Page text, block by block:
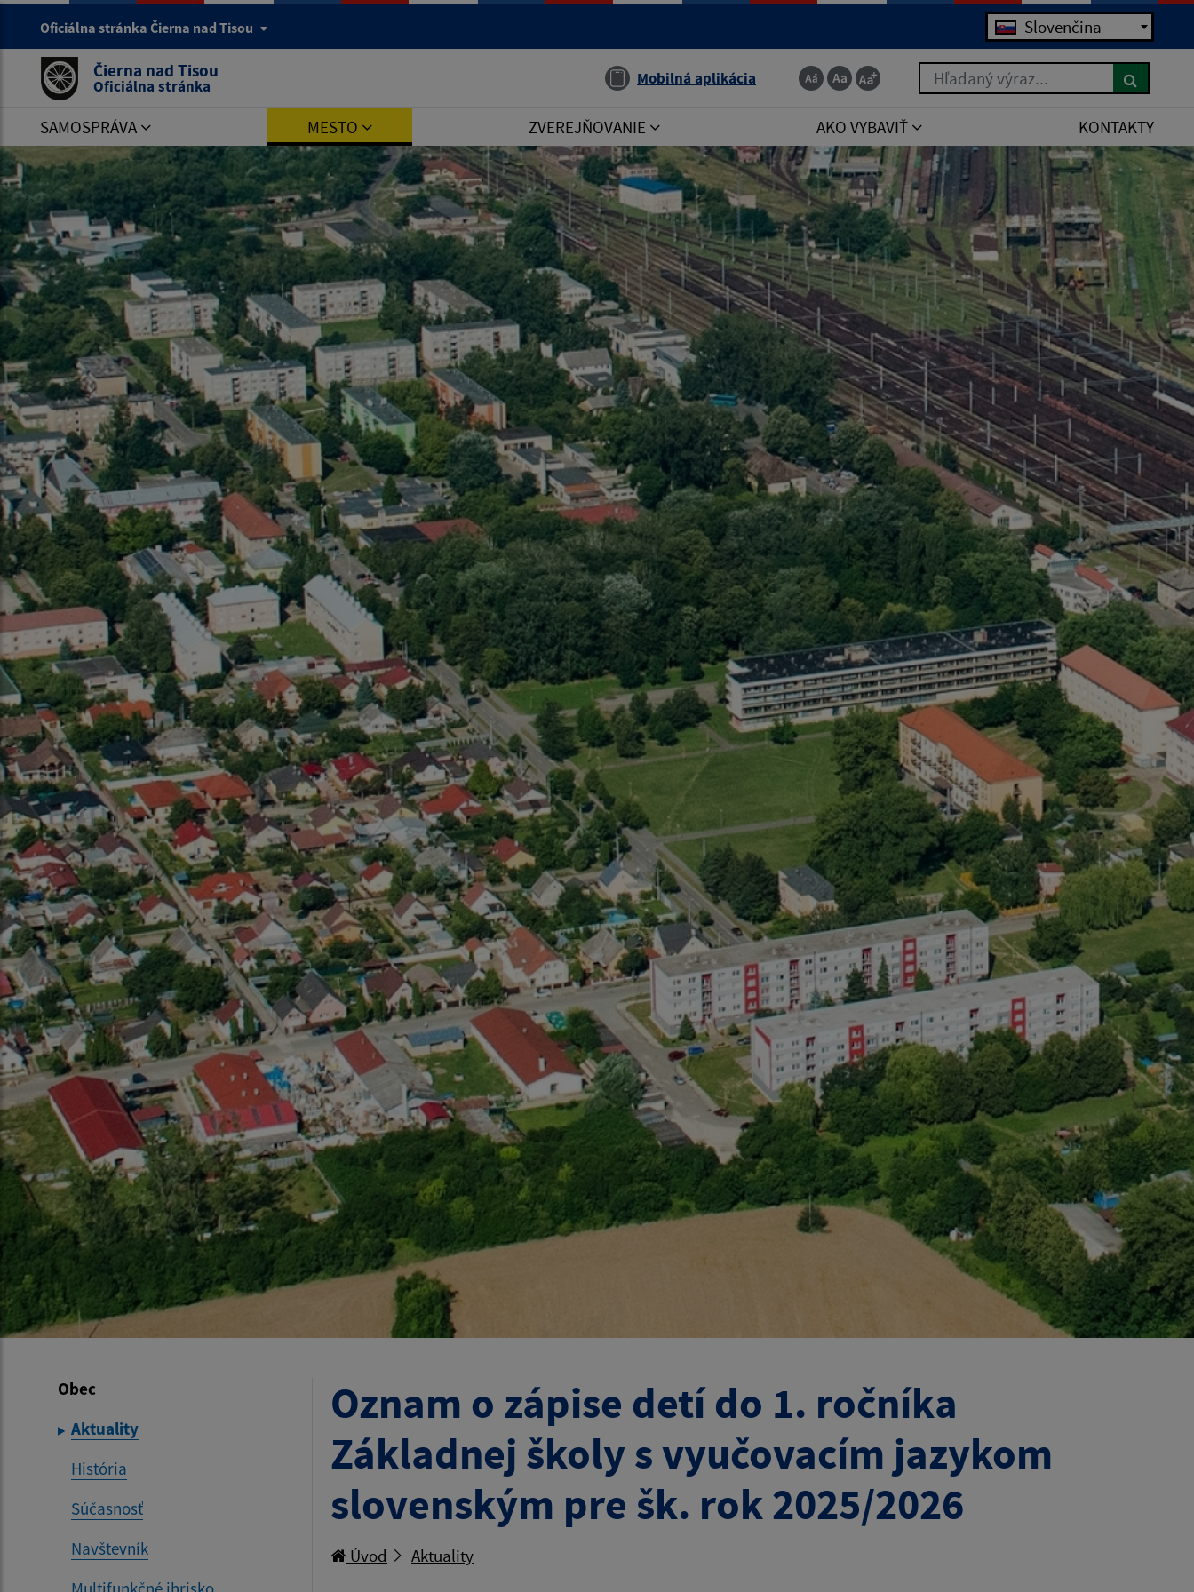
Oficiálna stránka Čierna nad Tisou Slovenčina
Čierna nad Tisou
Oficiálna stránka Mobilná aplikácia Hľadaný výraz...
SAMOSPRÁVA MESTO ZVEREJŇOVANIE AKO VYBAVIŤ KONTAKTY
Obec
Aktuality
História
Súčasnosť
Navštevník
Oznam o zápise detí do 1. ročníka
Základnej školy s vyučovacím jazykom
slovenským pre šk. rok 2025/2026
Úvod Aktuality